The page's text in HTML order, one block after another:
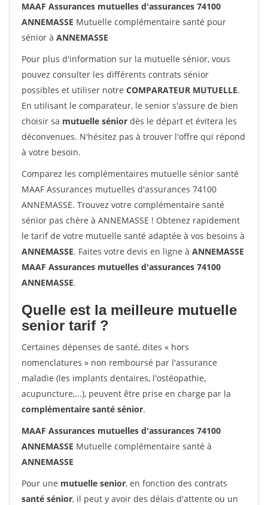
MAAF Assurances mutuelles d'assurances 74100
ANNEMASSE Mutuelle complémentaire santé pour
sénior à ANNEMASSE
Pour plus d'information sur la mutuelle sénior, vous
pouvez consulter les différents contrats sénior
possibles et utiliser notre COMPARATEUR MUTUELLE.
En utilisant le comparateur, le senior s'assure de bien
choisir sa mutuelle sénior dès le départ et évitera les
déconvenues. N'hésitez pas à trouver l'offre qui répond
à votre besoin.
Comparez les complémentaires mutuelle sénior santé
MAAF Assurances mutuelles d'assurances 74100
ANNEMASSE. Trouvez votre complémentaire santé
sénior pas chère à ANNEMASSE ! Obtenez rapidement
le tarif de votre mutuelle santé adaptée à vos besoins à
ANNEMASSE. Faites votre devis en ligne à ANNEMASSE
MAAF Assurances mutuelles d'assurances 74100
ANNEMASSE.
Quelle est la meilleure mutuelle
senior tarif ?
Certaines dépenses de santé, dites « hors
nomenclatures » non remboursé par l'assurance
maladie (les implants dentaires, l'ostéopathie,
acupuncture,...), peuvent être prise en charge par la
complémentaire santé sénior.
MAAF Assurances mutuelles d'assurances 74100
ANNEMASSE Mutuelle complémentaire santé à
ANNEMASSE
Pour une mutuelle senior, en fonction des contrats
santé sénior, il peut y avoir des délais d'attente ou un